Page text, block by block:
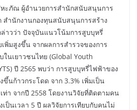
ะภัณ ผู้อำนวยการสำนักสนับสนุนการ
สำนักงานกองทุนสนับสนุนการสร้าง
าวว่า ปัจจุบันแนวโน้มการสูบบุหรี่
พิ่มสูงขึ้น จากผลการสำรวจของการ
นเยาวชนไทย (Global Youth
ปี 2565 พบว่า การสูบบุหรี่ไฟฟ้าของ
ขึ้นก้าวกระโดด จาก 3.3% เพิ่มเป็น
ท่า จากปี 2558 โดยงานวิจัยที่ติดตามคน
ป็นเวลา 5 ปี ผลวิจัยการเทียบกับคนไม่